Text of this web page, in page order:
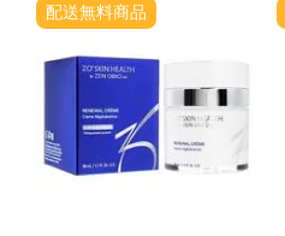
配送無料商品